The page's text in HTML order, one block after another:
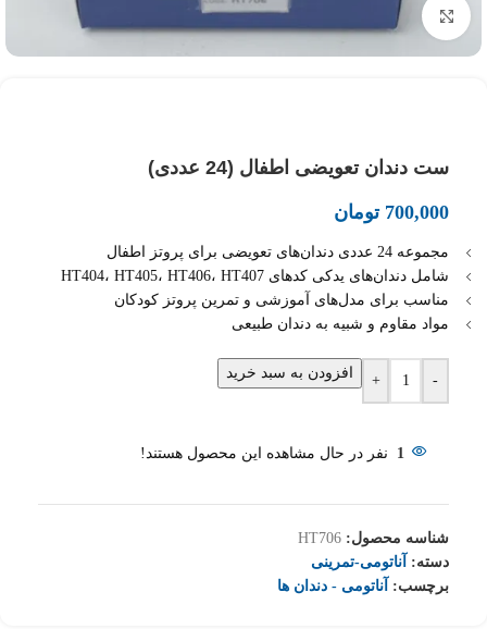
بزرگنمایی تصویر
ست دندان تعویضی اطفال (24 عددی)
700,000 تومان
مجموعه 24 عددی دندان‌های تعویضی برای پروتز اطفال
شامل دندان‌های یدکی کدهای HT404، HT405، HT406، HT407
مناسب برای مدل‌های آموزشی و تمرین پروتز کودکان
مواد مقاوم و شبیه به دندان طبیعی
-
+ افزودن به سبد خرید
1 نفر در حال مشاهده این محصول هستند!
شناسه محصول: HT706
دسته: آناتومی-تمرینی
برچسب: آناتومی - دندان ها